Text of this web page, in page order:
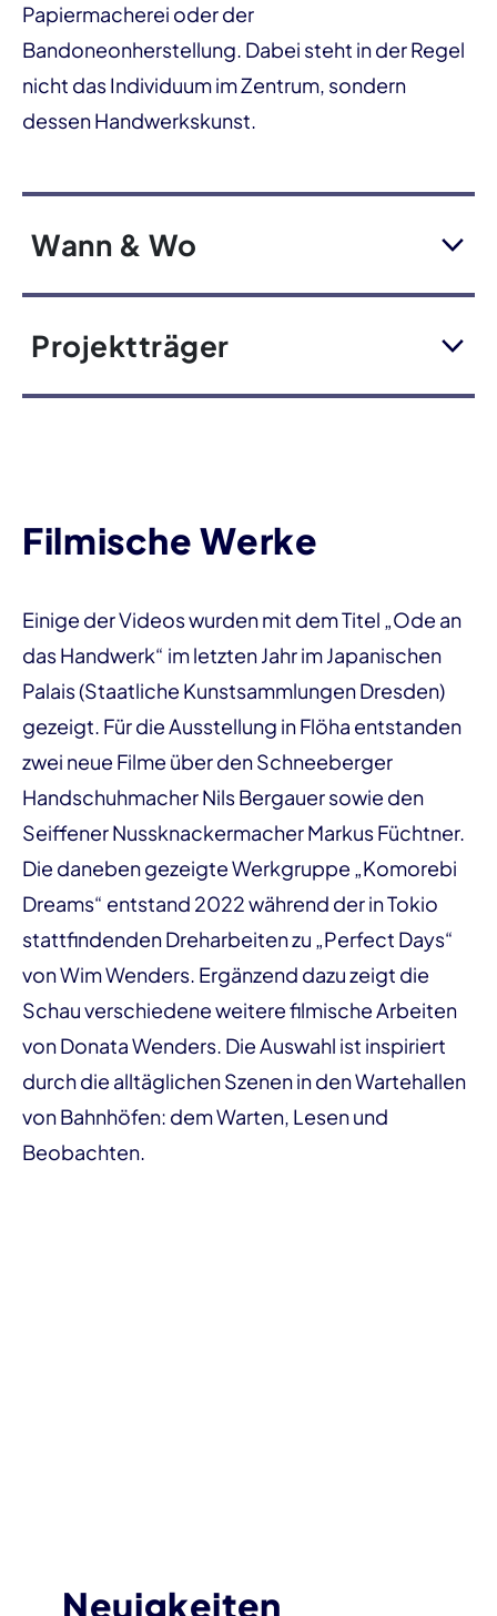
Papiermacherei oder der
Bandoneonherstellung. Dabei steht in der Regel
nicht das Individuum im Zentrum, sondern
dessen Handwerkskunst.
Wann & Wo
Projektträger
Filmische Werke
Einige der Videos wurden mit dem Titel „Ode an
das Handwerk“ im letzten Jahr im Japanischen
Palais (Staatliche Kunstsammlungen Dresden)
gezeigt. Für die Ausstellung in Flöha entstanden
zwei neue Filme über den Schneeberger
Handschuhmacher Nils Bergauer sowie den
Seiffener Nussknackermacher Markus Füchtner.
Die daneben gezeigte Werkgruppe „Komorebi
Dreams“ entstand 2022 während der in Tokio
stattfindenden Dreharbeiten zu „Perfect Days“
von Wim Wenders. Ergänzend dazu zeigt die
Schau verschiedene weitere filmische Arbeiten
von Donata Wenders. Die Auswahl ist inspiriert
durch die alltäglichen Szenen in den Wartehallen
von Bahnhöfen: dem Warten, Lesen und
Beobachten.
Neuigkeiten